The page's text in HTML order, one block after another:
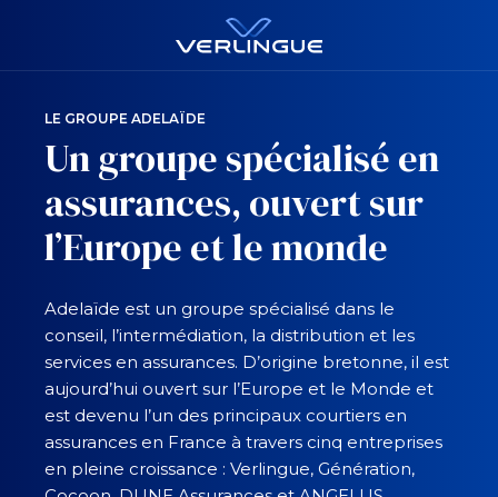
LE GROUPE ADELAÏDE
Un groupe spécialisé en
assurances, ouvert sur
l’Europe et le monde
Adelaïde est un groupe spécialisé dans le
conseil, l’intermédiation, la distribution et les
services en assurances. D’origine bretonne, il est
aujourd’hui ouvert sur l’Europe et le Monde et
est devenu l’un des principaux courtiers en
assurances en France à travers cinq entreprises
en pleine croissance : Verlingue, Génération,